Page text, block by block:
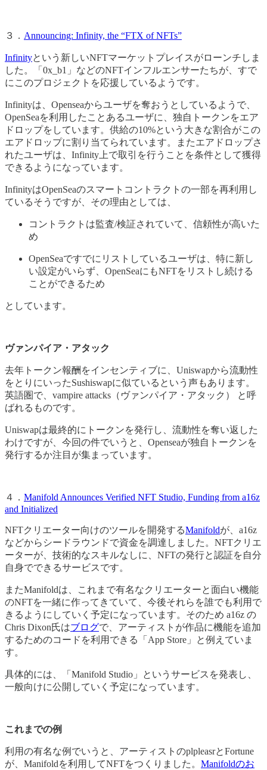
３． Announcing: Infinity, the “FTX of NFTs”
Infinityという新しいNFTマーケットプレイスがローンチしま
した。「0x_b1」などのNFTインフルエンサーたちが、すで
にこのプロジェクトを応援しているようです。
Infinityは、Openseaからユーザを奪おうとしているようで、
OpenSeaを利用したことあるユーザに、独自トークンをエア
ドロップをしています。供給の10%という大きな割合がこの
エアドロップに割り当てられています。またエアドロップさ
れたユーザは、Infinity上で取引を行うことを条件として獲得
できるようになっています。
InfinityはOpenSeaのスマートコントラクトの一部を再利用し
ているそうですが、その理由としては、
コントラクトは監査/検証されていて、信頼性が高いた
め
OpenSeaですでにリストしているユーザは、特に新し
い設定がいらず、OpenSeaにもNFTをリストし続ける
ことができるため
としています。
ヴァンパイア・アタック
去年トークン報酬をインセンティブに、Uniswapから流動性
をとりにいったSushiswapに似ているという声もあります。
英語圏で、vampire attacks（ヴァンパイア・アタック） と呼
ばれるものです。
Uniswapは最終的にトークンを発行し、流動性を奪い返した
わけですが、今回の件でいうと、Openseaが独自トークンを
発行するか注目が集まっています。
４． Manifold Announces Verified NFT Studio, Funding from a16z
and Initialized
NFTクリエーター向けのツールを開発するManifoldが、a16z
などからシードラウンドで資金を調達しました。NFTクリエ
ーターが、技術的なスキルなしに、NFTの発行と認証を自分
自身でできるサービスです。
またManifoldは、これまで有名なクリエーターと面白い機能
のNFTを一緒に作ってきていて、今後それらを誰でも利用で
きるようにしていく予定になっています。そのため a16z の
Chris Dixon氏はブログで、アーティストが作品に機能を追加
するためのコードを利用できる「App Store」と例えていま
す。
具体的には、「Manifold Studio」というサービスを発表し、
一般向けに公開していく予定になっています。
これまでの例
利用の有名な例でいうと、アーティストのplpleasrとFortune
が、Manifoldを利用してNFTをつくりました。 Manifoldのお